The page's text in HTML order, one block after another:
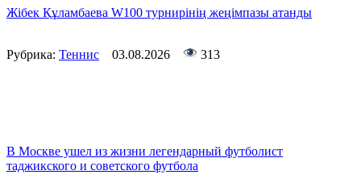
Жібек Құламбаева W100 турнирінің жеңімпазы атанды
Рубрика: Теннис 03.08.2026 313
В Москве ушел из жизни легендарный футболист
таджикского и советского футбола